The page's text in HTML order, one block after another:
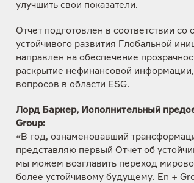
улучшить свои показатели.
Отчет подготовлен в соответствии со
устойчивого развития Глобальной
направлен на обеспечение
раскрытие нефинансовой
вопросов в области ESG.
Лорд Баркер, Исполнительный
Group:
«В год, ознаменовавший
представляю первый Отчет об
мы можем возглавить переход
более устойчивому будущему. En +